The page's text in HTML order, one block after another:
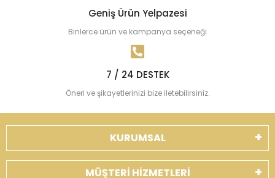
Geniş Ürün Yelpazesi
Binlerce ürün ve kampanya seçeneği
7 / 24 DESTEK
Öneri ve şikayetlerinizi bize iletebilirsiniz.
KURUMSAL
MÜŞTERİ HİZMETLERİ